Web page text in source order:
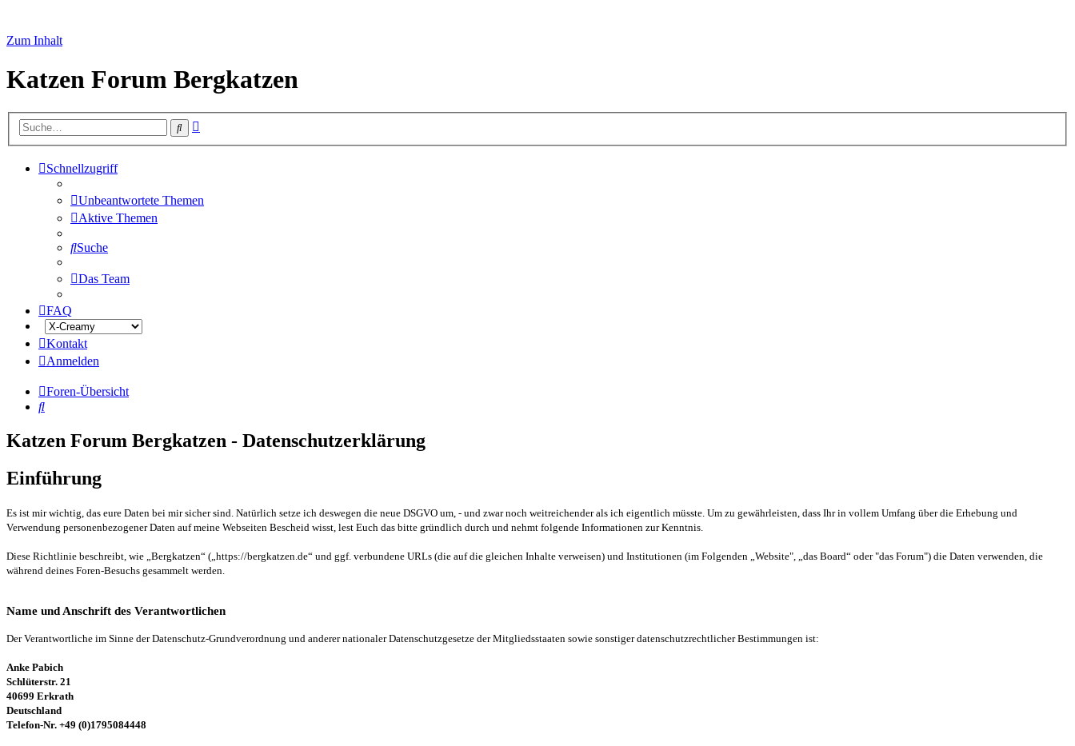
Zum Inhalt
Katzen Forum Bergkatzen
Suche
Schnellzugriff
Unbeantwortete Themen
Aktive Themen
Suche
Das Team
FAQ
Kontakt
Anmelden
Foren-Übersicht
Suche
Katzen Forum Bergkatzen - Datenschutzerklärung
Einführung
Es ist mir wichtig, das eure Daten bei mir sicher sind. Natürlich setze ich deswegen die neue DSGVO um, - und zwar noch weitreichender als ich eigentlich müsste. Um zu gewährleisten, dass Ihr in vollem Umfang über die Erhebung und
Verwendung personenbezogener Daten auf meine Webseiten Bescheid wisst, lest Euch das bitte gründlich durch und nehmt folgende Informationen zur Kenntnis.
Diese Richtlinie beschreibt, wie „Bergkatzen“ („https://bergkatzen.de“ und ggf. verbundene URLs (die auf die gleichen Inhalte verweisen) und Institutionen (im Folgenden „Website", „das Board“ oder "das Forum") die Daten verwenden, die
während deines Foren-Besuchs gesammelt werden.
Name und Anschrift des Verantwortlichen
Der Verantwortliche im Sinne der Datenschutz-Grundverordnung und anderer nationaler Datenschutzgesetze der Mitgliedsstaaten sowie sonstiger datenschutzrechtlicher Bestimmungen ist:
Anke Pabich
Schlüterstr. 21
40699 Erkrath
Deutschland
Telefon-Nr. +49 (0)1795084448